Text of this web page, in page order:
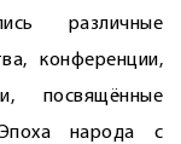
различные
конференции,
посвящённые
народа с